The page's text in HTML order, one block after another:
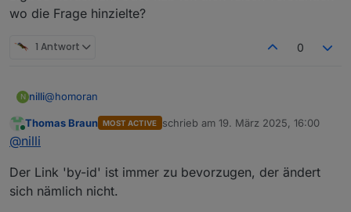
CC2652P7 an die falsche stelle geschrieben,
wo die Frage hinzielte?
1 Antwort 0
N nilli@homoran
Online
Thomas Braun MOST ACTIVE schrieb am 19. März 2025, 16:00
zuletzt editiert von
@nilli
Der Link 'by-id' ist immer zu bevorzugen, der ändert
sich nämlich nicht.